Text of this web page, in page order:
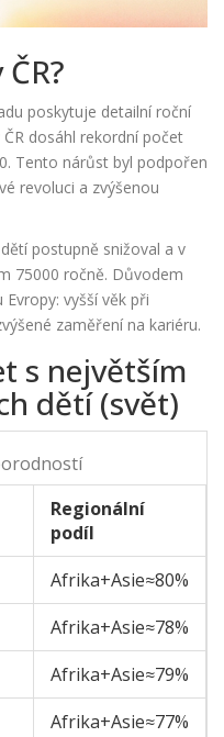
poskytuje detailní roční
dosáhl rekordní počet
Tento nárůst byl podpořen
revoluci a zvýšenou
postupně snižoval a v
75000 ročně. Důvodem
vyšší věk při
zaměření na kariéru.
s největším
dětí (svět)
Regionální
podíl
Afrika+Asie≈80%
Afrika+Asie≈78%
Afrika+Asie≈79%
Afrika+Asie≈77%